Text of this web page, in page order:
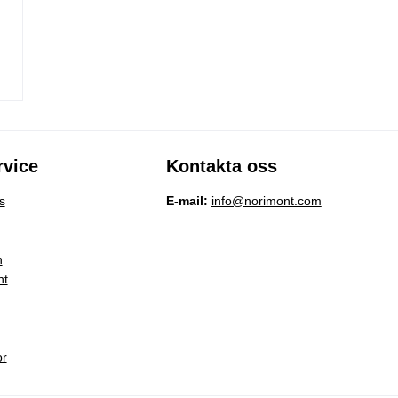
Kontakta oss
E-mail: info@norimont.com